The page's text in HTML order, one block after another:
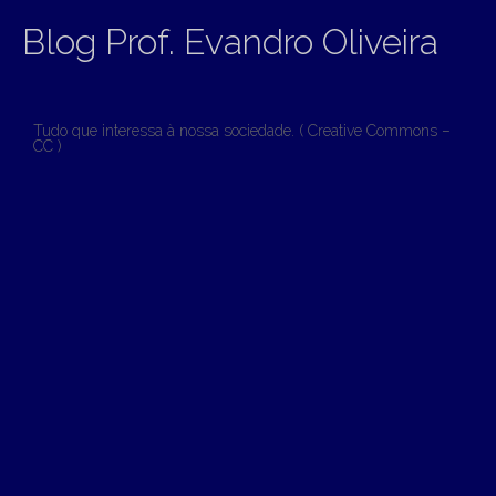
Blog Prof. Evandro Oliveira
Tudo que interessa à nossa sociedade. ( Creative Commons –
CC )